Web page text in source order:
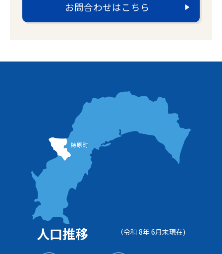
お問合わせはこちら
人口推移 （令和 8年 6月末現在)